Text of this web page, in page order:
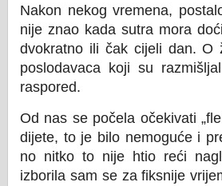
Nakon nekog vremena,
nije znao kada sutra mora
dvokratno ili čak cijeli dan. O
poslodavaca koji su
raspored.
Od nas se počela očekivati
dijete, to je bilo nemoguće i
no nitko to nije htio reći
izborila sam se za fiksnije